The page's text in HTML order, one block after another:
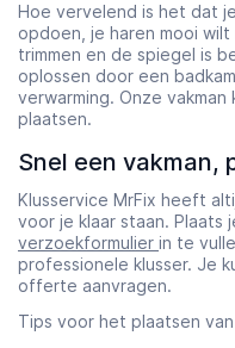
Hoe vervelend is het dat
opdoen, je haren mooi
trimmen en de spiegel is
oplossen door een
verwarming. Onze
plaatsen.
Snel een vakman,
Klusservice MrFix heeft
voor je klaar staan. Plaats
verzoekformulier in te
professionele klusser. Je
offerte aanvragen.
Tips voor het plaatsen van